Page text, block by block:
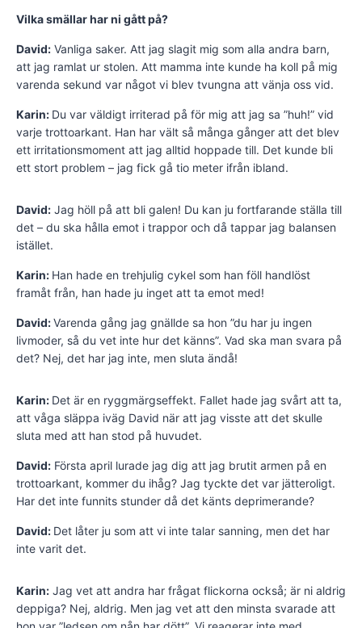
Vilka smällar har ni gått på?
David: Vanliga saker. Att jag slagit mig som alla andra barn,
att jag ramlat ur stolen. Att mamma inte kunde ha koll på mig
varenda sekund var något vi blev tvungna att vänja oss vid.
Karin: Du var väldigt irriterad på för mig att jag sa ”huh!” vid
varje trottoarkant. Han har vält så många gånger att det blev
ett irritationsmoment att jag alltid hoppade till. Det kunde bli
ett stort problem – jag fick gå tio meter ifrån ibland.
David: Jag höll på att bli galen! Du kan ju fortfarande ställa till
det – du ska hålla emot i trappor och då tappar jag balansen
istället.
Karin: Han hade en trehjulig cykel som han föll handlöst
framåt från, han hade ju inget att ta emot med!
David:Varenda gång jag gnällde sa hon ”du har ju ingen
livmoder, så du vet inte hur det känns”. Vad ska man svara på
det? Nej, det har jag inte, men sluta ändå!
Karin: Det är en ryggmärgseffekt. Fallet hade jag svårt att ta,
att våga släppa iväg David när att jag visste att det skulle
sluta med att han stod på huvudet.
David: Första april lurade jag dig att jag brutit armen på en
trottoarkant, kommer du ihåg? Jag tyckte det var jätteroligt.
Har det inte funnits stunder då det känts deprimerande?
David: Det låter ju som att vi inte talar sanning, men det har
inte varit det.
Karin: Jag vet att andra har frågat flickorna också; är ni aldrig
deppiga? Nej, aldrig. Men jag vet att den minsta svarade att